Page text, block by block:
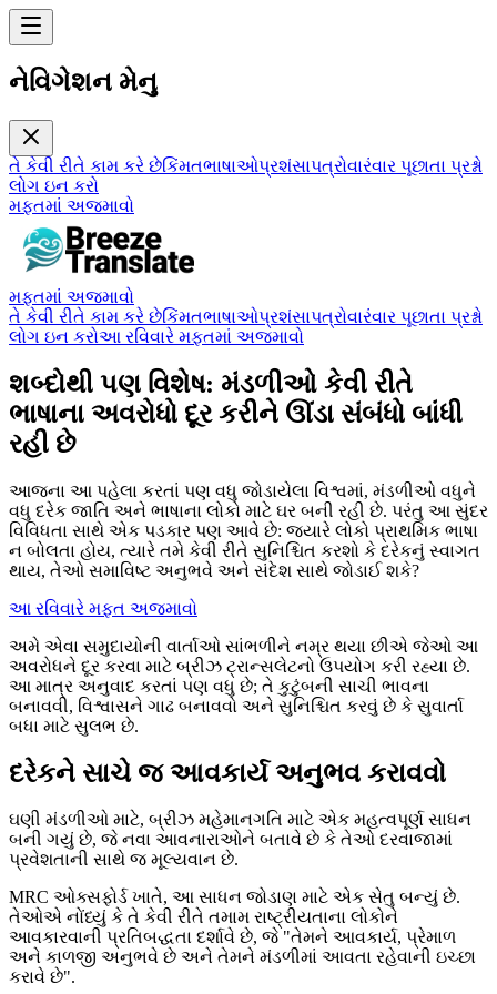
નેવિગેશન મેનુ
તે કેવી રીતે કામ કરે છેકિંમતભાષાઓપ્રશંસાપત્રોવારંવાર પૂછાતા પ્રશ્નો
લોગ ઇન કરો
મફતમાં અજમાવો
મફતમાં અજમાવો
તે કેવી રીતે કામ કરે છેકિંમતભાષાઓપ્રશંસાપત્રોવારંવાર પૂછાતા પ્રશ્નો
લોગ ઇન કરોઆ રવિવારે મફતમાં અજમાવો
શબ્દોથી પણ વિશેષ: મંડળીઓ કેવી રીતે
ભાષાના અવરોધો દૂર કરીને ઊંડા સંબંધો બાંધી
રહી છે
આજના આ પહેલા કરતાં પણ વધુ જોડાયેલા વિશ્વમાં, મંડળીઓ વધુને
વધુ દરેક જાતિ અને ભાષાના લોકો માટે ઘર બની રહી છે. પરંતુ આ સુંદર
વિવિધતા સાથે એક પડકાર પણ આવે છે: જ્યારે લોકો પ્રાથમિક ભાષા
ન બોલતા હોય, ત્યારે તમે કેવી રીતે સુનિશ્ચિત કરશો કે દરેકનું સ્વાગત
થાય, તેઓ સમાવિષ્ટ અનુભવે અને સંદેશ સાથે જોડાઈ શકે?
આ રવિવારે મફત અજમાવો
અમે એવા સમુદાયોની વાર્તાઓ સાંભળીને નમ્ર થયા છીએ જેઓ આ
અવરોધને દૂર કરવા માટે બ્રીઝ ટ્રાન્સલેટનો ઉપયોગ કરી રહ્યા છે.
આ માત્ર અનુવાદ કરતાં પણ વધુ છે; તે કુટુંબની સાચી ભાવના
બનાવવી, વિશ્વાસને ગાઢ બનાવવો અને સુનિશ્ચિત કરવું છે કે સુવાર્તા
બધા માટે સુલભ છે.
દરેકને સાચે જ આવકાર્ય અનુભવ કરાવવો
ઘણી મંડળીઓ માટે, બ્રીઝ મહેમાનગતિ માટે એક મહત્વપૂર્ણ સાધન
બની ગયું છે, જે નવા આવનારાઓને બતાવે છે કે તેઓ દરવાજામાં
પ્રવેશતાની સાથે જ મૂલ્યવાન છે.
MRC ઓક્સફોર્ડ ખાતે, આ સાધન જોડાણ માટે એક સેતુ બન્યું છે.
તેઓએ નોંધ્યું કે તે કેવી રીતે તમામ રાષ્ટ્રીયતાના લોકોને
આવકારવાની પ્રતિબદ્ધતા દર્શાવે છે, જે "તેમને આવકાર્ય, પ્રેમાળ
અને કાળજી અનુભવે છે અને તેમને મંડળીમાં આવતા રહેવાની ઇચ્છા
કરાવે છે".